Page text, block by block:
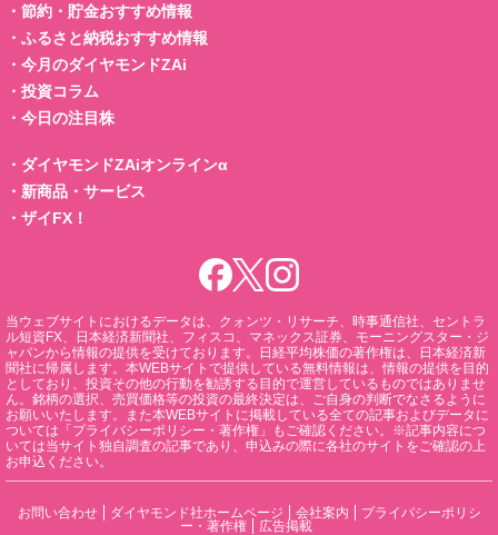
・ 節約・貯金おすすめ情報
・ ふるさと納税おすすめ情報
・ 今月のダイヤモンドZAi
・ 投資コラム
・ 今日の注目株
・ ダイヤモンドZAiオンラインα
・ 新商品・サービス
・ ザイFX！
当ウェブサイトにおけるデータは、クォンツ・リサーチ、時事通信社、セントラ
ル短資FX、日本経済新聞社、フィスコ、マネックス証券、モーニングスター・ジ
ャパンから情報の提供を受けております。日経平均株価の著作権は、日本経済新
聞社に帰属します。本WEBサイトで提供している無料情報は、情報の提供を目的
としており、投資その他の行動を勧誘する目的で運営しているものではありませ
ん。銘柄の選択、売買価格等の投資の最終決定は、ご自身の判断でなさるように
お願いいたします。また本WEBサイトに掲載している全ての記事およびデータに
ついては「プライバシーポリシー・著作権」もご確認ください。※記事内容につ
いては当サイト独自調査の記事であり、申込みの際に各社のサイトをご確認の上
お申込ください。
お問い合わせ ダイヤモンド社ホームページ 会社案内
プライバシーポリシ
ー・著作権
広告掲載